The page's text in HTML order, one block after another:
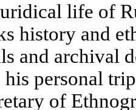
life of
history and
and archival
personal
of